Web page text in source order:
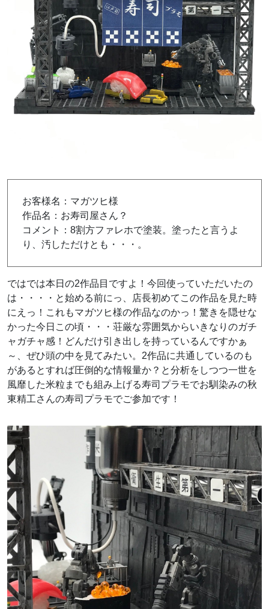
お客様名：マガツヒ様
作品名：お寿司屋さん？
コメント：8割方ファレホで塗装。塗ったと言うよ
り、汚しただけとも・・・。
ではでは本日の2作品目ですよ！今回使っていただいたの
は・・・・と始める前にっ、店長初めてこの作品を見た時
にえっ！これもマガツヒ様の作品なのかっ！驚きを隠せな
かった今日この頃・・・荘厳な雰囲気からいきなりのガチ
ャガチャ感！どんだけ引き出しを持っているんですかぁ
～、ぜひ頭の中を見てみたい。2作品に共通しているのも
があるとすれば圧倒的な情報量か？と分析をしつつ一世を
風靡した米粒までも組み上げる寿司プラモでお馴染みの秋
東精工さんの寿司プラモでご参加です！